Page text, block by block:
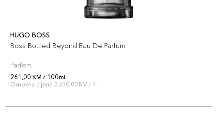
HUGO BOSS
Boss Bottled Beyond Eau De Parfum
Parfem
261,00 KM / 100ml
Osnovna cijena 2.610,00 KM / 1 l